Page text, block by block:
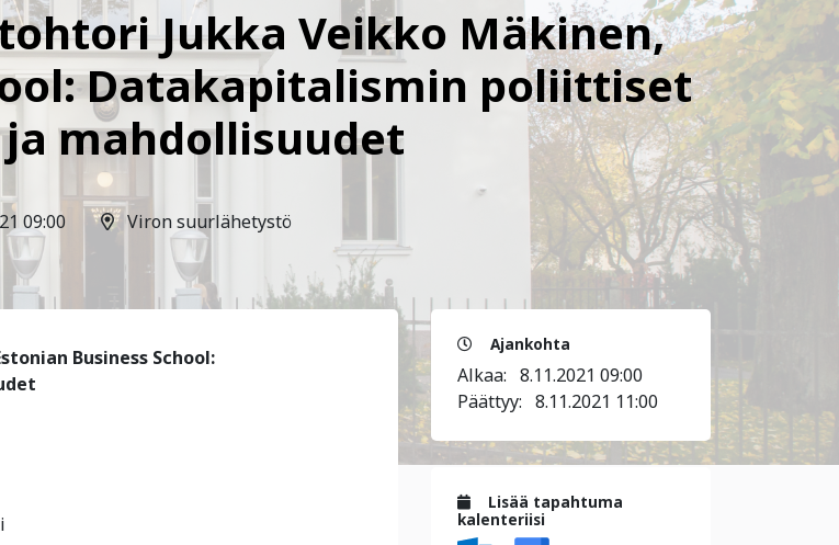
Jukka Veikko Mäkinen,
Datakapitalismin poliittiset
mahdollisuudet
09:00 Viron suurlähetystö
Business School:
Ajankohta
Alkaa: 8.11.2021 09:00
Päättyy: 8.11.2021 11:00
Lisää tapahtuma
kalenteriisi